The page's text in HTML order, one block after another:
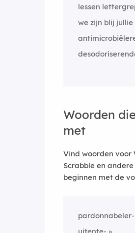
lessen
we zijn blij jullie
Woorden
met
Vind woorden voor
Scrabble en
beginnen met de
pardonnabeler-